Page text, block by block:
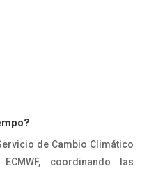
de Cambio Climático
coordinando las